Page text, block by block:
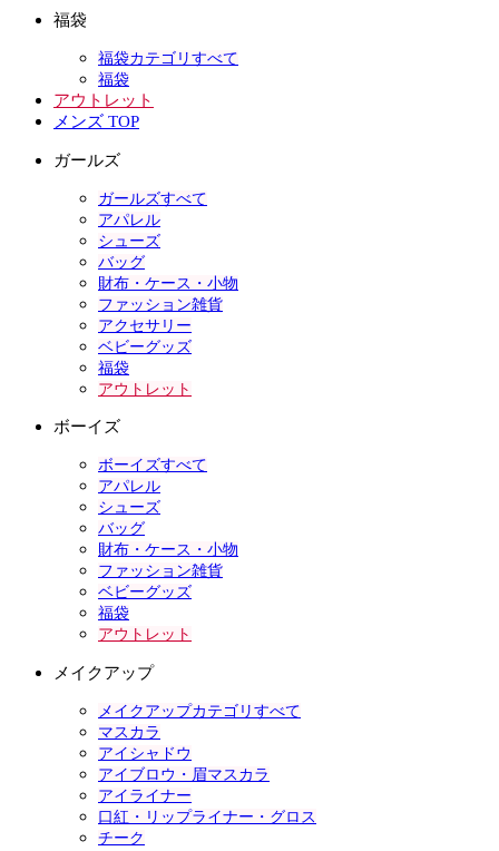
福袋
福袋カテゴリすべて
福袋
アウトレット
メンズ TOP
ガールズ
ガールズすべて
アパレル
シューズ
バッグ
財布・ケース・小物
ファッション雑貨
アクセサリー
ベビーグッズ
福袋
アウトレット
ボーイズ
ボーイズすべて
アパレル
シューズ
バッグ
財布・ケース・小物
ファッション雑貨
ベビーグッズ
福袋
アウトレット
メイクアップ
メイクアップカテゴリすべて
マスカラ
アイシャドウ
アイブロウ・眉マスカラ
アイライナー
口紅・リップライナー・グロス
チーク